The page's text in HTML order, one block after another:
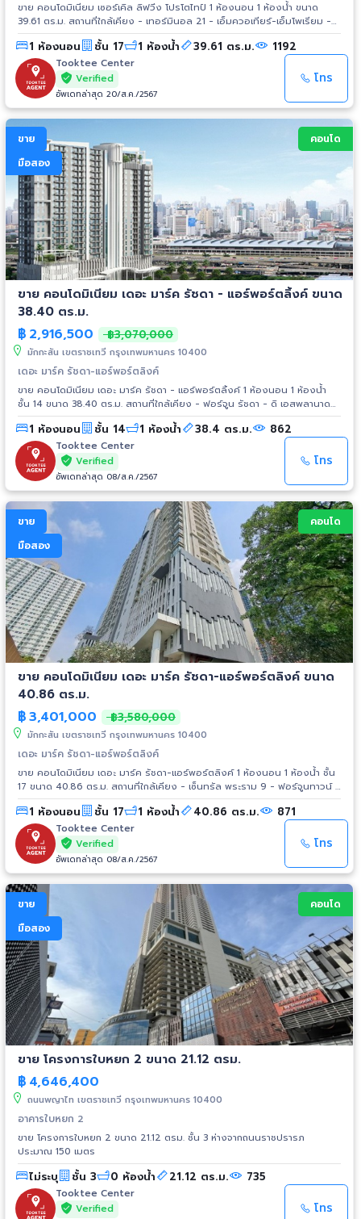
ขาย คอนโดมิเนียม เซอร์เคิล ลิฟวิ่ง โปรโตไทป์ 1 ห้องนอน 1 ห้องน้ำ ขนาด
39.61 ตร.ม. สถานที่ใกล้เคียง - เทอร์มินอล 21 - เอ็มควอเทียร์-เอ็มโพเรียม -
รพ.บำรุงราษฎร์ อินเตอร์เนชั่นแนล - เซ็นทรัลเวิลด์ - แพลทินัม - สยามพารา
กอน การเดินทาง - ถ.เพชรบุรีตัดใหม่ - ถ.สุขุมวิท (ซ.3) - ถ.อโศกมนตรี รถไฟฟ้า
- Airport Link สถานีมักกะสัน - MRT สถานีเพชรบุรี - BTS สถานีนานา
1 ห้องนอน ชั้น 17 1 ห้องน้ำ 39.61 ตร.ม. 1192
Tooktee Center
Verified
อัพเดทล่าสุด 20/ส.ค./2567
โทร
ขาย
มือสอง
คอนโด
ขาย คอนโดมิเนียม เดอะ มาร์ค รัชดา - แอร์พอร์ตลิ้งค์ ขนาด
38.40 ตร.ม.
฿ 2,916,500 ฿3,070,000
มักกะสัน เขตราชเทวี กรุงเทพมหานคร 10400
เดอะ มาร์ค รัชดา-แอร์พอร์ตลิงค์
ขาย คอนโดมิเนียม เดอะ มาร์ค รัชดา - แอร์พอร์ตลิ้งค์ 1 ห้องนอน 1 ห้องน้ำ
ชั้น 14 ขนาด 38.40 ตร.ม. สถานที่ใกล้เคียง - ฟอร์จูน รัชดา - ดิ เอสพลานาด
รัชดา - เซ็นทรัล พระราม 90 - ศูนย์วัฒนธรรมแห่งประเทศไทย
1 ห้องนอน ชั้น 14 1 ห้องน้ำ 38.4 ตร.ม. 862
Tooktee Center
Verified
อัพเดทล่าสุด 08/ส.ค./2567
โทร
ขาย
มือสอง
คอนโด
ขาย คอนโดมิเนียม เดอะ มาร์ค รัชดา-แอร์พอร์ตลิงค์ ขนาด
40.86 ตร.ม.
฿3,401,000 ฿3,580,000
มักกะสัน เขตราชเทวี กรุงเทพมหานคร 10400
เดอะ มาร์ค รัชดา-แอร์พอร์ตลิงค์
ขาย คอนโดมิเนียม เดอะ มาร์ค รัชดา-แอร์พอร์ตลิงค์ 1 ห้องนอน 1 ห้องน้ำ ชั้น
17 ขนาด 40.86 ตร.ม. สถานที่ใกล้เคียง - เซ็นทรัล พระราม 9 - ฟอร์จูนทาวน์ -
เอสพลานาด รัชดา - รร.เซนต์ดอมินิก - รร.แม่พระฟาติมา - รพ.ผิวหนัง อโศก -
รพ.จักษุ รัตนิน การเดินทาง - ถ.จตุรทิศ รถไฟฟ้า - MRT สถานีพระราม9 -
Airport Link สถานีมักกะสัน
1 ห้องนอน ชั้น 17 1 ห้องน้ำ 40.86 ตร.ม. 871
Tooktee Center
Verified
อัพเดทล่าสุด 08/ส.ค./2567
โทร
ขาย
มือสอง
คอนโด
ขาย โครงการใบหยก 2 ขนาด 21.12 ตรม.
฿ 4,646,400
ถนนพญาไท เขตราชเทวี กรุงเทพมหานคร 10400
อาคารใบหยก 2
ขาย โครงการใบหยก 2 ขนาด 21.12 ตรม. ชั้น 3 ห่างจากถนนราชปรารภ
ประมาณ 150 เมตร
ไม่ระบุ ชั้น 3 0 ห้องน้ำ 21.12 ตร.ม. 735
Tooktee Center
Verified
โทร